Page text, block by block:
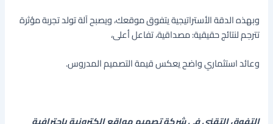
وبهذه الدقة الأستراتيجية يتفوق موقعك، ويصبح آلة تولد تجربة مؤثرة
تترجم لنتائج حقيقية: مصداقية، تفاعل أعلى،
وعائد استثماري واضح يعكس قيمة التصميم المدروس.